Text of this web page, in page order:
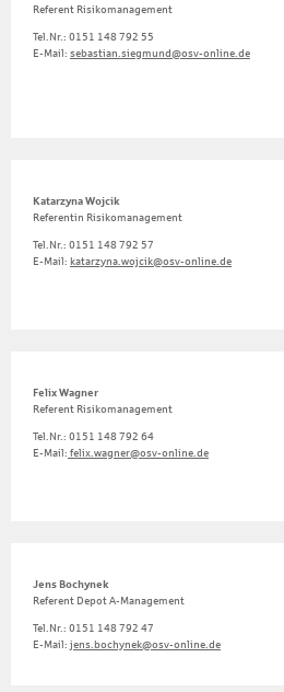
Referent Risikomanagement
Tel.Nr.: 0151 148 792 55
E-Mail: sebastian.siegmund@osv-online.de
Katarzyna Wojcik
Referentin Risikomanagement
Tel.Nr.: 0151 148 792 57
E-Mail: katarzyna.wojcik@osv-online.de
Felix Wagner
Referent Risikomanagement
Tel.Nr.: 0151 148 792 64
E-Mail: felix.wagner@osv-online.de
Jens Bochynek
Referent Depot A-Management
Tel.Nr.: 0151 148 792 47
E-Mail: jens.bochynek@osv-online.de